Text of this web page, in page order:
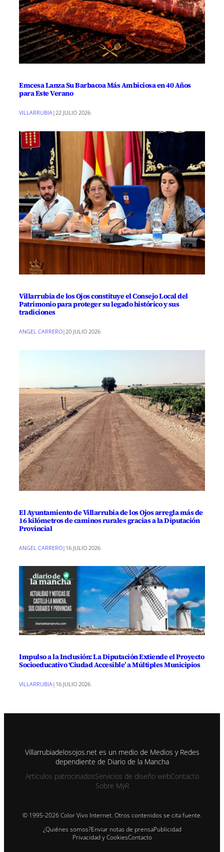
Emcesa Lanza Su Barbacoa Más Ambiciosa en 40 Años
para Este Verano
VILLARRUBIA | 22 JULIO 2026
Villarrubia de los Ojos constituye el Consejo Local del
Patrimonio para proteger su legado histórico y sus
tradiciones
ANGEL CARRERO|20 JULIO 2026
El Ayuntamiento de Villarrubia de los Ojos arregla más de
16 kilómetros de caminos rurales gracias a la Diputación
Provincial
ANGEL CARRERO| 16 JULIO 2026
Impulso a la Inclusión: La Diputación Extiende el Proyecto
Socioeducativo ‘Ciudad Accesible’ a Múltiples Municipios
VILLARRUBIA | 16 JULIO 2026
Villarrubiadelosojos.net es un medio de Medios y Redes
dependiente de Diario de la Mancha
Artículos patrocinadosServicios de diseño webContacto
Sobre MyR
© 1995-2026 Color Vivo Internet. Otros contenidos se cita fuente.
¿Quiénes somos?Enviar notas de prensaPublicidad
Privacidad y CookiesContacto